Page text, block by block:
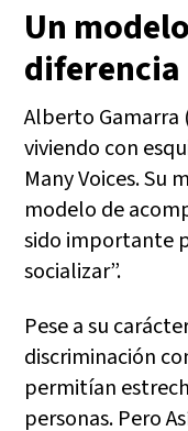
Un
diferencia
Alberto Gamarra
viviendo con
Many Voices. Su
modelo de
sido importante
socializar”.
Pese a su
discriminación
permitían
personas. Pero